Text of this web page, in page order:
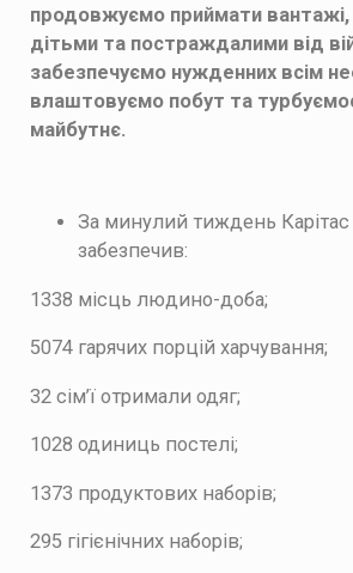
продовжуємо приймати
дітьми та постраждалими від
забезпечуємо нужденних всім
влаштовуємо побут та
майбутнє.
За минулий тиждень
забезпечив:
1338 місць людино-доба;
5074 гарячих порцій харчування;
32 сім’ї отримали одяг;
1028 одиниць постелі;
1373 продуктових наборів;
295 гігієнічних наборів;